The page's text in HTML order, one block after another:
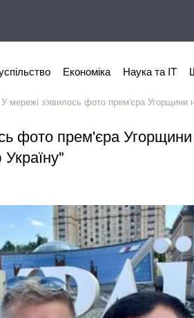
Економіка Наука та IT
У мережі з'явилось фото прем'єра Угорщини
фото прем'єра Угорщини